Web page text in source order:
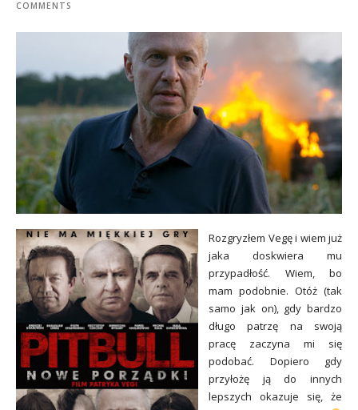
COMMENTS
Rozgryzłem Vegę i wiem już
jaka doskwiera mu
przypadłość. Wiem, bo
mam podobnie. Otóż (tak
samo jak on), gdy bardzo
długo patrzę na swoją
pracę zaczyna mi się
podobać. Dopiero gdy
przyłożę ją do innych
lepszych okazuje się, że